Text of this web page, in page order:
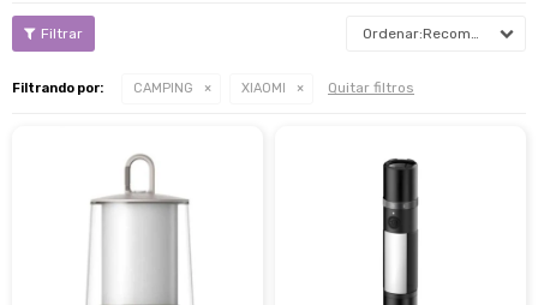
Recomendados
Filtrando por: CAMPING XIAOMI Quitar filtros